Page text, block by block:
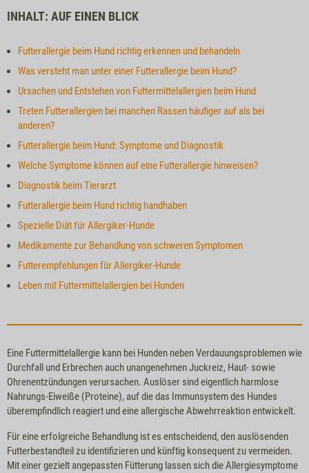
INHALT: AUF EINEN BLICK
Futterallergie beim Hund richtig erkennen und behandeln
Was versteht man unter einer Futterallergie beim Hund?
Ursachen und Entstehen von Futtermittelallergien beim Hund
Treten Futterallergien bei manchen Rassen häufiger auf als bei
anderen?
Futterallergie beim Hund: Symptome und Diagnostik
Welche Symptome können auf eine Futterallergie hinweisen?
Diagnostik beim Tierarzt
Futterallergie beim Hund richtig handhaben
Spezielle Diät für Allergiker-Hunde
Medikamente zur Behandlung von schweren Symptomen
Futterempfehlungen für Allergiker-Hunde
Leben mit Futtermittelallergien bei Hunden
Eine Futtermittelallergie kann bei Hunden neben Verdauungsproblemen wie
Durchfall und Erbrechen auch unangenehmen Juckreiz, Haut- sowie
Ohrenentzündungen verursachen. Auslöser sind eigentlich harmlose
Nahrungs-Eiweiße (Proteine), auf die das Immunsystem des Hundes
überempfindlich reagiert und eine allergische Abwehrreaktion entwickelt.
Für eine erfolgreiche Behandlung ist es entscheidend, den auslösenden
Futterbestandteil zu identifizieren und künftig konsequent zu vermeiden.
Mit einer gezielt angepassten Fütterung lassen sich die Allergiesymptome